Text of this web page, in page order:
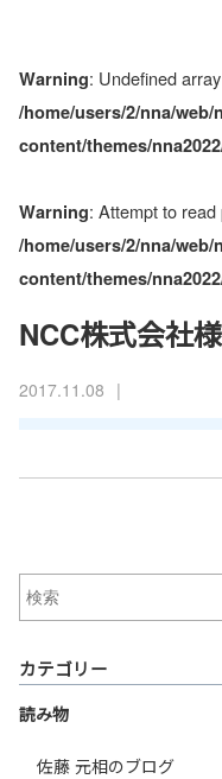
Warning: Undefined
/home/users/2/nna/
content/themes/
Warning: Attempt to
/home/users/2/nna/
content/themes/
NCC株式会社様
2017.11.08 |
カテゴリー
読み物
佐藤 元相のブログ